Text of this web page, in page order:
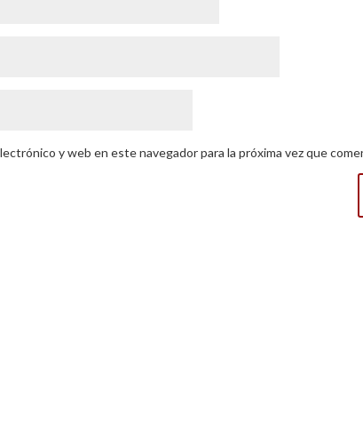
y web en este navegador para la próxima vez que